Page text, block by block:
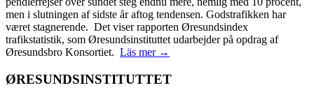
men i slutningen af sidste år aftog tendensen. Godstrafikken har
været stagnerende. Det viser rapporten Øresundsindex
trafikstatistik, som Øresundsinstituttet udarbejder på opdrag af
Øresundsbro Konsortiet. Läs mer →
ØRESUNDSINSTITUTTET